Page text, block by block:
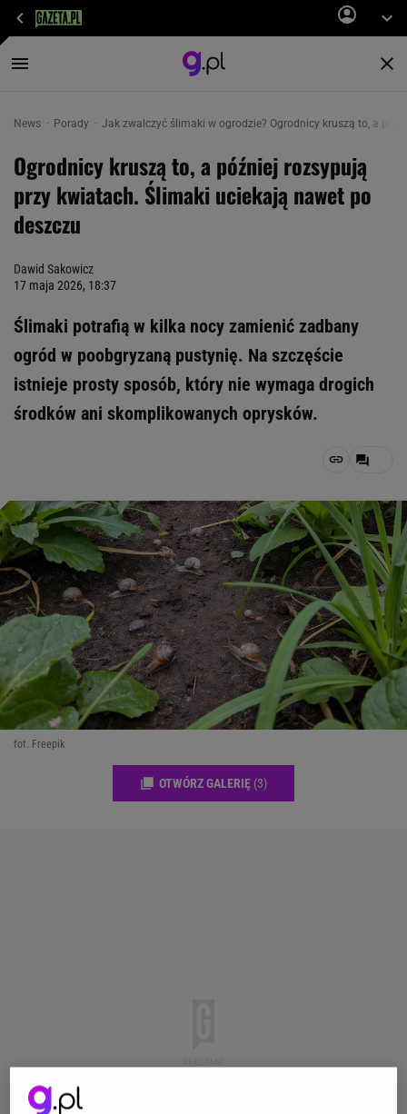
News Porady Jak zwalczyć ślimaki w ogrodzie? Ogrodnicy kruszą to, a
Ogrodnicy kruszą to, a później rozsypują
przy kwiatach. Ślimaki uciekają nawet po
deszczu
Dawid Sakowicz
17 maja 2026, 18:37
Ślimaki potrafią w kilka nocy zamienić zadbany
ogród w poobgryzaną pustynię. Na szczęście
istnieje prosty sposób, który nie wymaga drogich
środków ani skomplikowanych oprysków.
fot. Freepik
OTWÓRZ GALERIĘ (3)